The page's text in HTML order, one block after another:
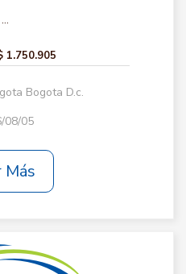
...
1.750.905
Bogota D.c.
08/05
Más